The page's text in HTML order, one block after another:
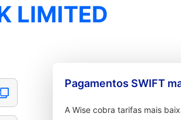
LIMITED
Pagamentos SWIFT
A Wise cobra tarifas mais